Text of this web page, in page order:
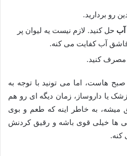
رو بردارید.
حل کنید. لازم نیست یه لیوان پر
آب کفایت می کنه.
مصرف کنید.
هاست، اما می تونید با توجه به
یا داروساز، زمان دیگه ای رو هم
میشه، به خاطر اینه که طعم و بوی
ها خیلی قوی باشه و رقیق کردنش
کنه.